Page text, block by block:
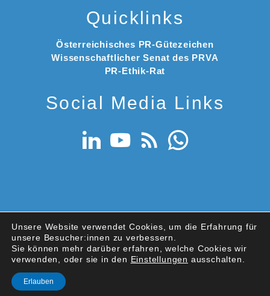
Quicklinks
Österreichisches PR-Gütezeichen
Wissenschaftlicher Senat des PRVA
PR-Ethik-Rat
Social Media Links
© 2026 PRVA – Public Relations Verband Austria
Datenschutz
Unsere Website verwendet Cookies, um die Erfahrung für
unsere Besucher:innen zu verbessern.
Sie können mehr darüber erfahren, welche Cookies wir
verwenden, oder sie in den Einstellungen ausschalten.
Erlauben